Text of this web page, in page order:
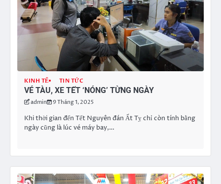
KINH TẾ TIN TỨC
VÉ TÀU, XE TẾT ‘NÓNG’ TỪNG NGÀY
admin 9 Tháng 1, 2025
Khi thời gian đến Tết Nguyên đán Ất Tỵ chỉ còn tính bằng
ngày cũng là lúc vé máy bay,…